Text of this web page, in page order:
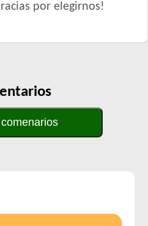
por elegirnos!